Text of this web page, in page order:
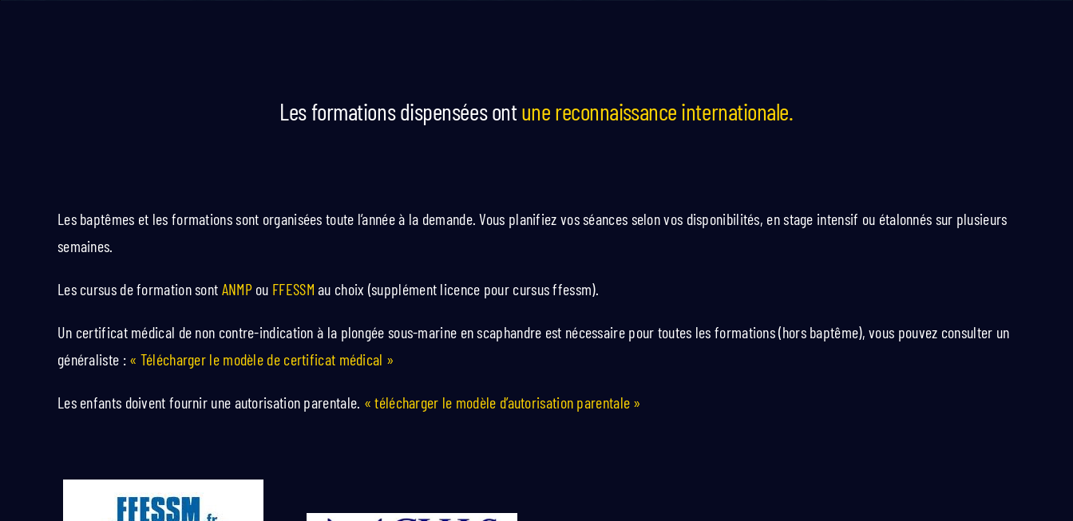
Les formations dispensées ontune reconnaissance internationale.
Les baptêmes et les formations sont organisées toute l’année à la demande. Vous planifiez vos séances selon vos disponibilités, en stage intensif ou étalonnés sur plusieurs
semaines.
Les cursus de formation sont ANMPou FFESSM au choix (supplément licence pour cursus ffessm).
Un certificat médical de non contre-indication à la plongée sous-marine en scaphandre est nécessaire pour toutes les formations (hors baptême), vous pouvez consulter un
généraliste : « Télécharger le modèle de certificat médical »
Les enfants doivent fournir une autorisation parentale. « télécharger le modèle d’autorisation parentale »